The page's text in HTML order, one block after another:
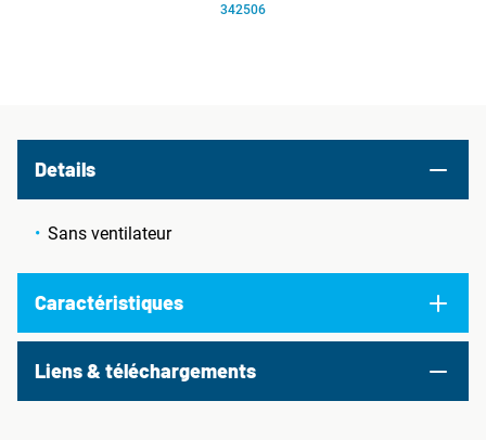
342506
Details
Sans ventilateur
Caractéristiques
Liens & téléchargements